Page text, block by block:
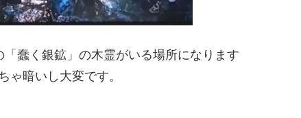
蠢く銀鉱」の木霊がいる場所になります
ゃ暗いし大変です。